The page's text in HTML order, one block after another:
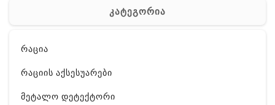
კატეგორია
რაცია
რაციის აქსესუარები
მეტალო დეტექტორი